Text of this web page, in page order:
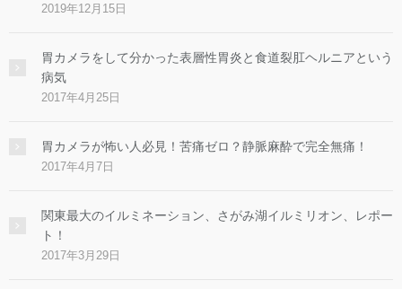
2019年12月15日
胃カメラをして分かった表層性胃炎と食道裂肛ヘルニアという
病気
2017年4月25日
胃カメラが怖い人必見！苦痛ゼロ？静脈麻酔で完全無痛！
2017年4月7日
関東最大のイルミネーション、さがみ湖イルミリオン、レポー
ト！
2017年3月29日